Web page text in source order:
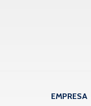
EMPRESA